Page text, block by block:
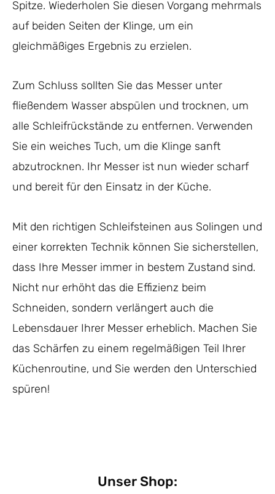
Spitze. Wiederholen Sie diesen Vorgang mehrmals
auf beiden Seiten der Klinge, um ein
gleichmäßiges Ergebnis zu erzielen.
Zum Schluss sollten Sie das Messer unter
fließendem Wasser abspülen und trocknen, um
alle Schleifrückstände zu entfernen. Verwenden
Sie ein weiches Tuch, um die Klinge sanft
abzutrocknen. Ihr Messer ist nun wieder scharf
und bereit für den Einsatz in der Küche.
Mit den richtigen Schleifsteinen aus Solingen und
einer korrekten Technik können Sie sicherstellen,
dass Ihre Messer immer in bestem Zustand sind.
Nicht nur erhöht das die Effizienz beim
Schneiden, sondern verlängert auch die
Lebensdauer Ihrer Messer erheblich. Machen Sie
das Schärfen zu einem regelmäßigen Teil Ihrer
Küchenroutine, und Sie werden den Unterschied
spüren!
Unser Shop: